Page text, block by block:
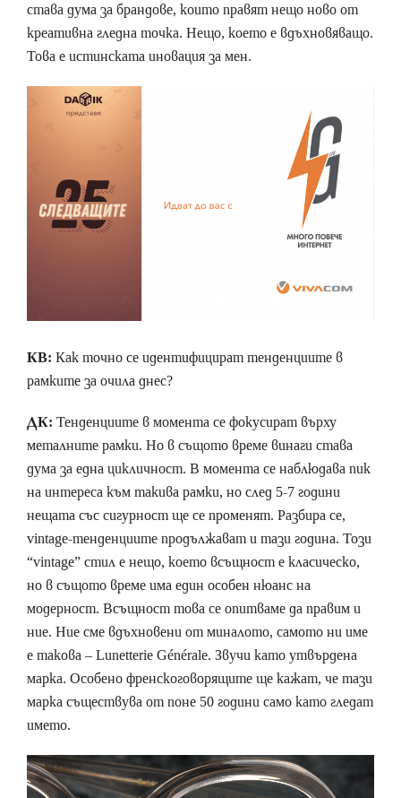
става дума за брандове, които правят нещо ново от
креативна гледна точка. Нещо, което е вдъхновяващо.
Това е истинската иновация за мен.
КВ: Как точно се идентифицират тенденциите в
рамките за очила днес?
ДК: Тенденциите в момента се фокусират върху
металните рамки. Но в същото време винаги става
дума за една цикличност. В момента се наблюдава пик
на интереса към такива рамки, но след 5-7 години
нещата със сигурност ще се променят. Разбира се,
vintage-тенденциите продължават и тази година. Този
“vintage” стил е нещо, което всъщност е класическо,
но в същото време има един особен нюанс на
модерност. Всъщност това се опитваме да правим и
ние. Ние сме вдъхновени от миналото, самото ни име
е такова – Lunetterie Générale. Звучи като утвърдена
марка. Особено френскоговорящите ще кажат, че тази
марка съществува от поне 50 години само като гледат
името.